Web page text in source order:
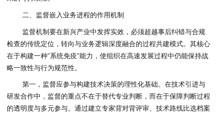
二、监督嵌入业务进程的作用机制
监督机制要在新兴产业中发挥实效，必须超越事后纠错与合规
检查的传统定位，转向与业务逻辑深度融合的过程共建模式。其核心
在于构建一种”系统免疫”能力，使组织在高速发展过程中仍能保持战
略一致性与行为规范性。
第一，监督应参与构建技术决策的理性化基础。在技术引进与
研发合作中，监督的重点不在于替代专业判断，而在于保障判断过程
的透明度与多元参与。通过建立专家背对背评审、技术路线比选档案